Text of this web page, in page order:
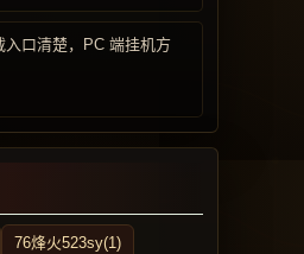
入口清楚，PC 端挂机方
76烽火523sy(1)